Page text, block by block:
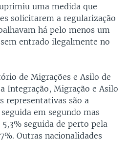
uma medida que
solicitarem a regularização
há pelo menos um
entrado ilegalmente no
de Migrações e Asilo de
Integração, Migração e Asilo
representativas são a
em segundo mas
seguida de perto pela
Outras nacionalidades